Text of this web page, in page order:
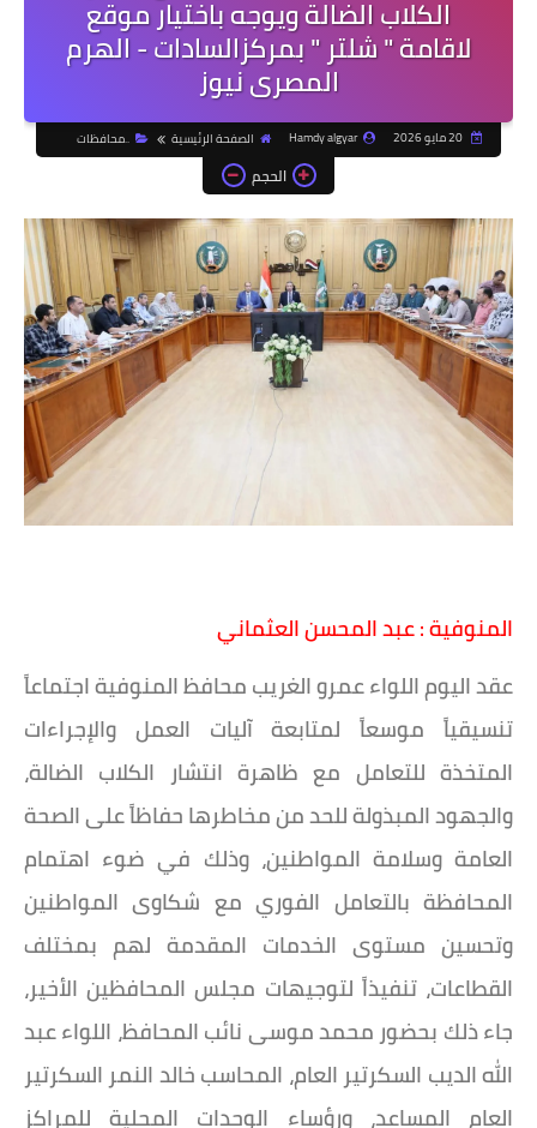
الكلاب الضالة ويوجه باختيار موقع
لاقامة " شلتر " بمركزالسادات - الهرم
المصرى نيوز
20 مايو 2026 Hamdy algyar الصفحة الرئيسية ..محافظات
الحجم
المنوفية : عبد المحسن العثماني
عقد اليوم اللواء عمرو الغريب محافظ المنوفية اجتماعاً
تنسيقياً موسعاً لمتابعة آليات العمل والإجراءات
المتخذة للتعامل مع ظاهرة انتشار الكلاب الضالة،
والجهود المبذولة للحد من مخاطرها حفاظاً على الصحة
العامة وسلامة المواطنين، وذلك في ضوء اهتمام
المحافظة بالتعامل الفوري مع شكاوى المواطنين
وتحسين مستوى الخدمات المقدمة لهم بمختلف
القطاعات، تنفيذاً لتوجيهات مجلس المحافظين الأخير،
جاء ذلك بحضور محمد موسى نائب المحافظ، اللواء عبد
الله الديب السكرتير العام، المحاسب خالد النمر السكرتير
العام المساعد، ورؤساء الوحدات المحلية للمراكز